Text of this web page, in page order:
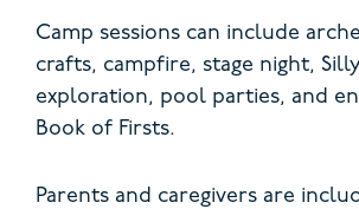
Camp sessions can include
crafts, campfire, stage night,
exploration, pool parties, and
Book of Firsts.
Parents and caregivers are